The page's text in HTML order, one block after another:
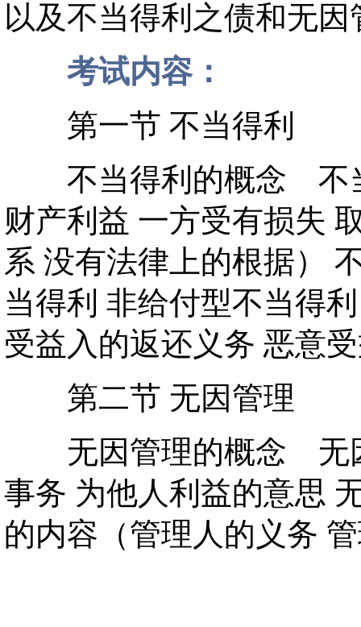
以及不当得利之债和无
考试内容：
第一节 不当得利
不当得利的概念 不当
财产利益 一方受有损失
系 没有法律上的根据）
当得利 非给付型不当得
受益入的返还义务 恶意
第二节 无因管理
无因管理的概念 无因
事务 为他人利益的意思
的内容（管理人的义务